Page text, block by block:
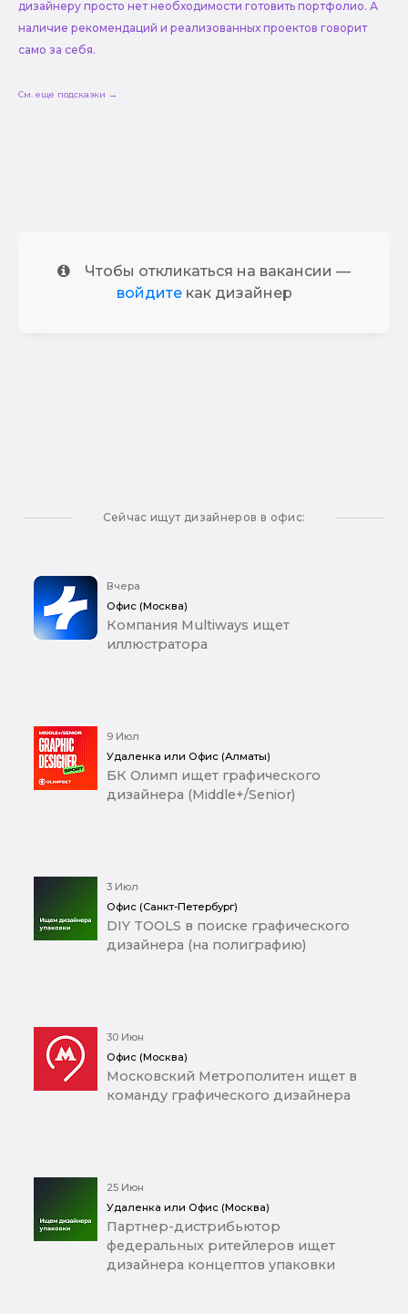
дизайнеру просто нет необходимости готовить портфолио. А
наличие рекомендаций и реализованных проектов говорит
само за себя.
См. еще подсказки →
Чтобы откликаться на вакансии —
войдитекак дизайнер
Сейчас ищут дизайнеров в офис:
Вчера
Офис (Москва)
Компания Multiways ищет
иллюстратора
9 Июл
Удаленка или Офис (Алматы)
БК Олимп ищет графического
дизайнера (Middle+/Senior)
3 Июл
Офис (Санкт-Петербург)
DIY TOOLS в поиске графического
дизайнера (на полиграфию)
30 Июн
Офис (Москва)
Московский Метрополитен ищет в
команду графического дизайнера
25 Июн
Удаленка или Офис (Москва)
Партнер-дистрибьютор
федеральных ритейлеров ищет
дизайнера концептов упаковки